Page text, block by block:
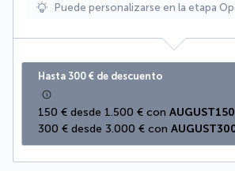
Puede personalizarse en la etapa
Hasta 300 € de descuento
150 € desde 1.500 € con AUGUST150
300 € desde 3.000 € con